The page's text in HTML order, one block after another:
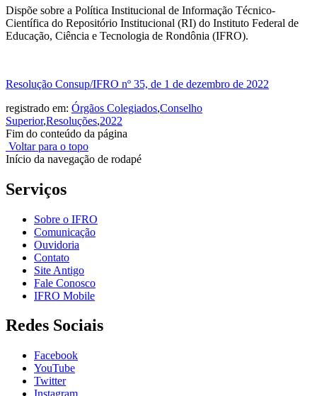
Dispõe sobre a Política Institucional de Informação Técnico-
Científica do Repositório Institucional (RI) do Instituto Federal de
Educação, Ciência e Tecnologia de Rondônia (IFRO).
Resolução Consup/IFRO nº 35, de 1 de dezembro de 2022
registrado em: Órgãos Colegiados,Conselho
Superior,Resoluções,2022
Fim do conteúdo da página
Voltar para o topo
Início da navegação de rodapé
Serviços
Sobre o IFRO
Comunicação
Ouvidoria
Contato
Site Antigo
Fale Conosco
IFRO Mobile
Redes Sociais
Facebook
YouTube
Twitter